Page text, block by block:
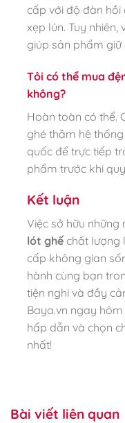
cấp với độ đàn hồi
xẹp lún. Tuy
giúp sản phẩm
Tôi có thể mua
không?
Hoàn toàn có thể.
ghé thăm hệ
quốc để trực tiếp
phẩm trước khi
Kết luận
Việc sở hữu những
lót ghế chất lượng
cấp không gian
hành cùng bạn
tiện nghi và đầy
Baya.vn ngay
hấp dẫn và chọn
nhất!
Bài viết liên quan